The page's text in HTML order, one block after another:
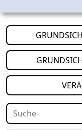
Suche